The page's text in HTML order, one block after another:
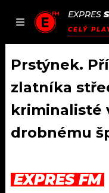
EXPRES
CELÝ
DOMŮ
ČLÁNKY
HUDBA
Prstýnek.
zlatníka
kriminalisté
drobnému
EXPRES FM